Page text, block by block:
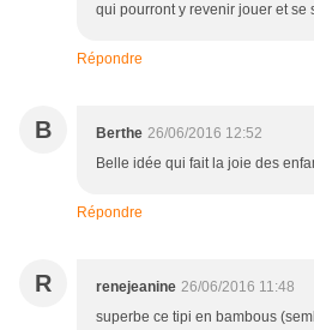
qui pourront y revenir jouer et se
Répondre
B Berthe 26/06/2016 12:52
Belle idée qui fait la joie des
Répondre
R renejeanine 26/06/2016 11:48
superbe ce tipi en bambous